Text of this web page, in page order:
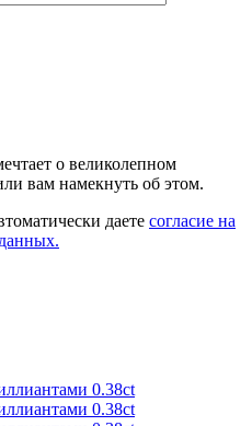
о великолепном
вам намекнуть об этом.
даете согласие на